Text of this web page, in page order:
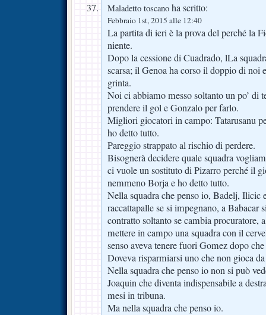
Maladetto toscano ha scritto:
Febbraio 1st, 2015 alle 12:40
La partita di ieri è la prova del perché la
niente.
Dopo la cessione di Cuadrado, lLa
scarsa; il Genoa ha corso il doppio di noi
grinta.
Noi ci abbiamo messo soltanto un po’ di
prendere il gol e Gonzalo per farlo.
Migliori giocatori in campo: Tatarusanu
ho detto tutto.
Pareggio strappato al rischio di perdere.
Bisognerà decidere quale squadra
ci vuole un sostituto di Pizarro perché il
nemmeno Borja e ho detto tutto.
Nella squadra che penso io, Badelj, Ilicic
raccattapalle se si impegnano, a Babacar
contratto soltanto se cambia procuratore,
mettere in campo una squadra con il
senso aveva tenere fuori Gomez dopo
Doveva risparmiarsi uno che non gioca
Nella squadra che penso io non si può
Joaquin che diventa indispensabile a
mesi in tribuna.
Ma nella squadra che penso io.